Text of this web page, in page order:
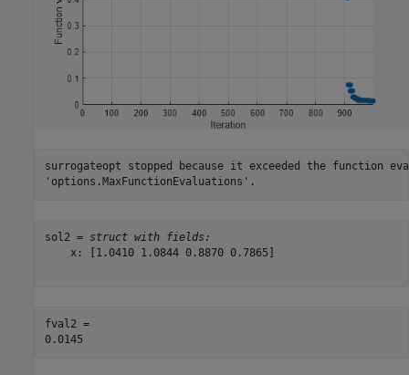
surrogateopt stopped because it exceeded the function
sol2 = struct with fields:
    x: [1.0410 1.0844 0.8870 0.7865]
fval2 =